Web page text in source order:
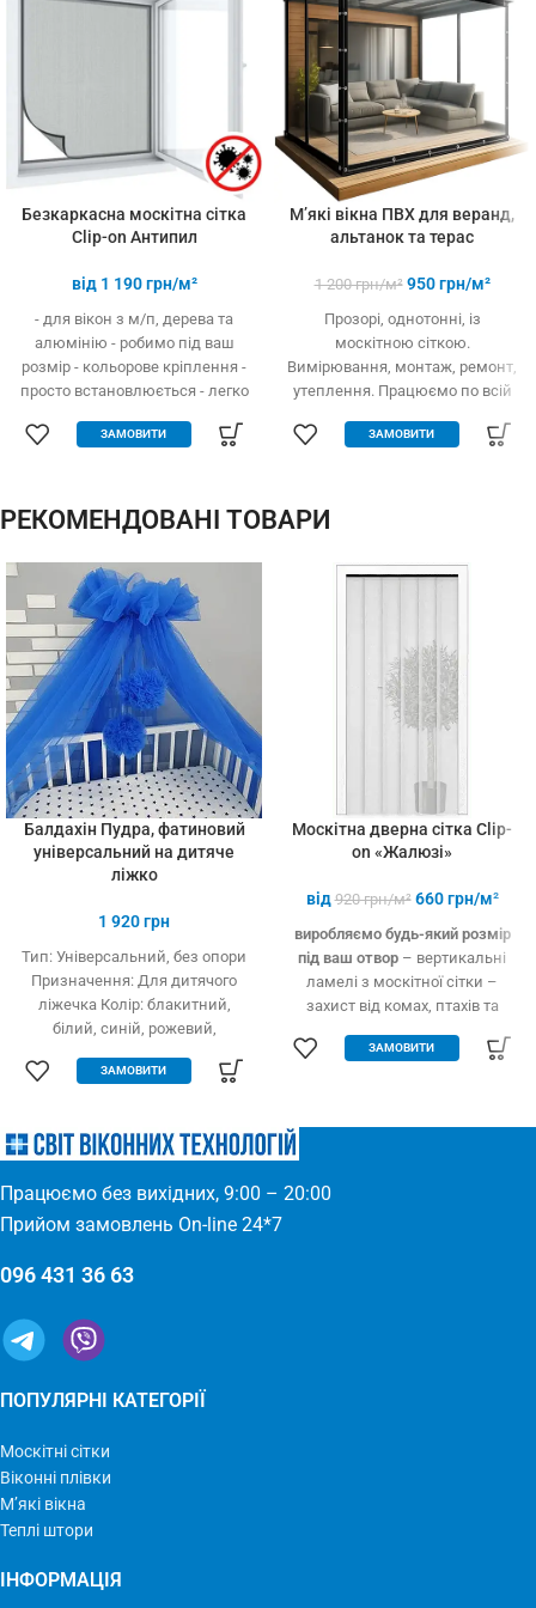
3-х і більше
Безкаркасна москітна сітка
Clip-on Антипил
від 1 190грн/м²
- для вікон з м/п, дерева та
алюмінію - робимо під ваш
розмір - кольорове кріплення -
просто встановлюється - легко
дешевше аналогів за явних
які форми та розміри:
трикутник, трапеція - проста в
потрібний)
ЗАМОВИТИ
М’які вікна ПВХ для веранд,
альтанок та терас
1 200грн/м² 950грн/м²
Прозорі, однотонні, із
москітною сіткою.
Вимірювання, монтаж, ремонт,
утеплення. Працюємо по всій
ЗАМОВИТИ
РЕКОМЕНДОВАНІ ТОВАРИ
Балдахін Пудра, фатиновий
універсальний на дитяче
ліжко
1 920грн
Тип: Універсальний, без опори
Призначення: Для дитячого
ліжечка Колір: блакитний,
білий, синій, рожевий,
(Євросітка) Розміри: 1,8 х 9 м
ЗАМОВИТИ
Москітна дверна сітка Clip-
on «Жалюзі»
від 920грн/м² 660грн/м²
виробляємо будь-який розмір
під ваш отвор – вертикальні
ламелі з москітної сітки –
захист від комах, птахів та
пропускає повітря – підходить
метал – елементарно
ЗАМОВИТИ
Працюємо без вихідних, 9:00 – 20:00
Прийом замовлень On-line 24*7
096 431 36 63
ПОПУЛЯРНІ КАТЕГОРІЇ
Москітні сітки
Віконні плівки
М’які вікна
Теплі штори
ІНФОРМАЦІЯ